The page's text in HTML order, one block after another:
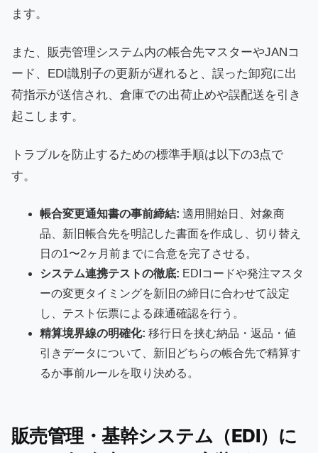
ます。
また、販売管理システム内の帳合先マスターやJANコ
ード、EDI識別子の更新が遅れると、誤った卸宛に出
荷指示が送信され、倉庫での出荷止めや誤配送を引き
起こします。
トラブルを防止するための標準手順は以下の3点で
す。
帳合変更通知書の事前締結: 適用開始日、対象商
品、新旧帳合先を明記した書面を作成し、切り替え
日の1〜2ヶ月前までに合意を完了させる。
システム連携テストの徹底: EDIコードや発注マスタ
ーの変更タイミングを新旧の締日に合わせて設定
し、テスト伝票による疎通確認を行う。
精算境界線の明確化: 移行日を挟む納品・返品・値
引きデータについて、新旧どちらの帳合先で精算す
るか事前ルールを取り決める。
販売管理・基幹システム（EDI）に